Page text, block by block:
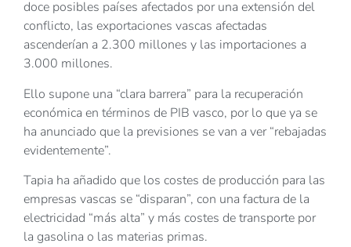
doce posibles países afectados por una extensión del
conflicto, las exportaciones vascas afectadas
ascenderían a 2.300 millones y las importaciones a
3.000 millones.
Ello supone una “clara barrera” para la recuperación
económica en términos de PIB vasco, por lo que ya se
ha anunciado que la previsiones se van a ver “rebajadas
evidentemente”.
Tapia ha añadido que los costes de producción para las
empresas vascas se “disparan”, con una factura de la
electricidad “más alta” y más costes de transporte por
la gasolina o las materias primas.